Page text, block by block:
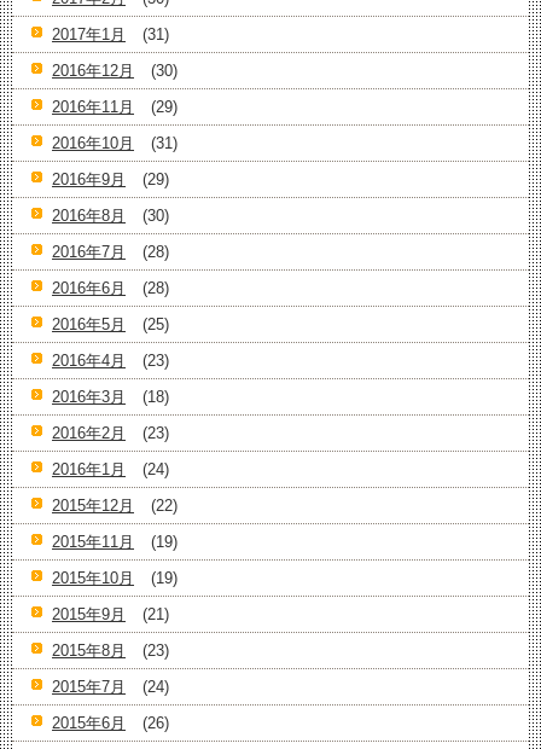
2017年1月
(31)
2016年12月
(30)
2016年11月
(29)
2016年10月
(31)
2016年9月
(29)
2016年8月
(30)
2016年7月
(28)
2016年6月
(28)
2016年5月
(25)
2016年4月
(23)
2016年3月
(18)
2016年2月
(23)
2016年1月
(24)
2015年12月
(22)
2015年11月
(19)
2015年10月
(19)
2015年9月
(21)
2015年8月
(23)
2015年7月
(24)
2015年6月
(26)